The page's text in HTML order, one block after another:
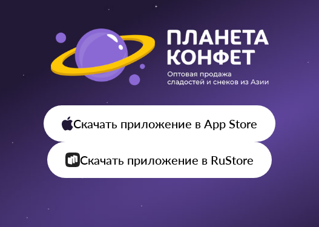
Скачать приложение в App Store
Скачать приложение в RuStore